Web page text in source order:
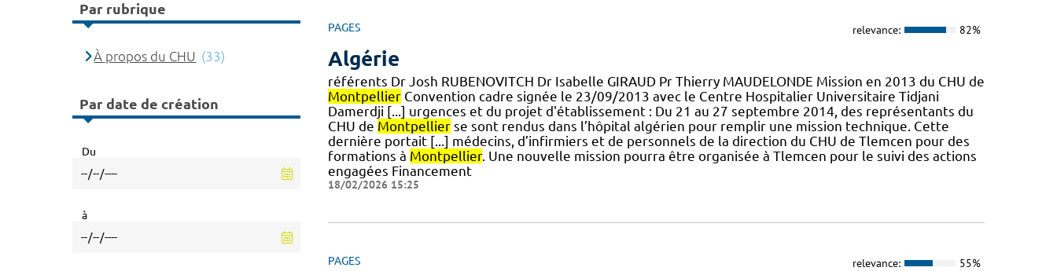
PAGES relevance: 82%
Algérie
référents Dr Josh RUBENOVITCH Dr Isabelle GIRAUD Pr Thierry MAUDELONDE Mission en 2013 du CHU de
MontpellierConvention cadre signée le 23/09/2013 avec le Centre Hospitalier Universitaire Tidjani
Damerdji [...] urgences et du projet d'établissement : Du 21 au 27 septembre 2014, des représentants du
CHU de Montpellierse sont rendus dans l’hôpital algérien pour remplir une mission technique. Cette
dernière portait [...] médecins, d’infirmiers et de personnels de la direction du CHU de Tlemcen pour des
formations à Montpellier. Une nouvelle mission pourra être organisée à Tlemcen pour le suivi des actions
engagées Financement
18/02/2026 15:25
PAGES relevance: 55%
Par rubrique
À propos du CHU (33)
Par date de création
Du
à